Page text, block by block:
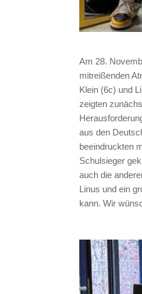
Am 28.
mitreißenden
Klein (6c) und
zeigten
aus den
beeindruckten
Schulsieger
auch die
Linus und ein
kann.Wir